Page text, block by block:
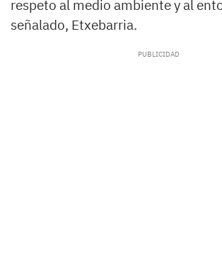
respeto al medio ambiente y al
señalado, Etxebarria.